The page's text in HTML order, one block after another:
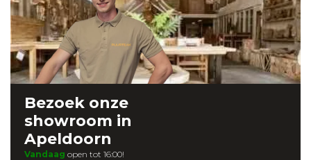
Bezoek onze
showroom in
Apeldoorn
Vandaag open tot 16:00!